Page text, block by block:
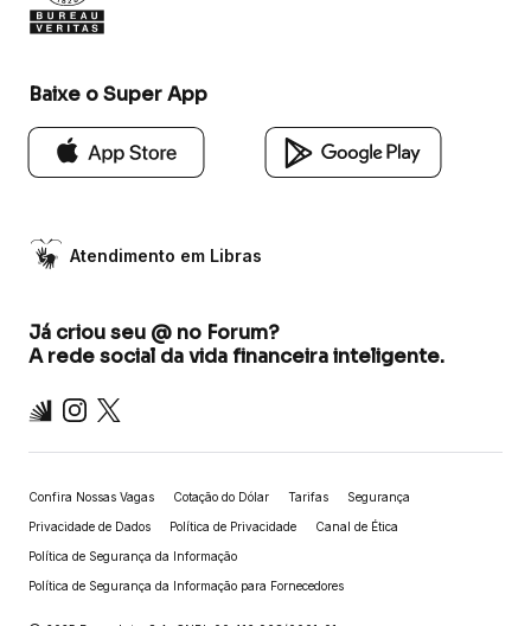
Baixe o Super App
Atendimento em Libras
Já criou seu @ no Forum?
A rede social da vida financeira inteligente.
Inter Instagram
X
Confira Nossas Vagas Cotação do Dólar Tarifas Segurança
Privacidade de Dados Política de Privacidade Canal de Ética
Política de Segurança da Informação
Política de Segurança da Informação para Fornecedores